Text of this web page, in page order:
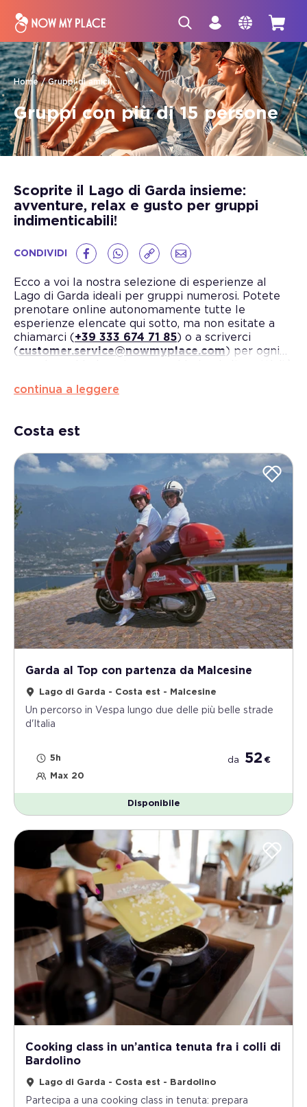
Home Gruppi di amici
Gruppi con più di 15 persone
Scoprite il Lago di Garda insieme:
avventure, relax e gusto per gruppi
indimenticabili!
CONDIVIDI
Ecco a voi la nostra selezione di esperienze al
Lago di Garda ideali per gruppi numerosi. Potete
prenotare online autonomamente tutte le
esperienze elencate qui sotto, ma non esitate a
chiamarci (+39 333 674 71 85) o a scriverci
(customer.service@nowmyplace.com) per ogni
barca.
continua a leggere
Costa est
Garda al Top con partenza da Malcesine
Lago di Garda - Costa est - Malcesine
Un percorso in Vespa lungo due delle più belle strade
d'Italia
5h
Max 20
da 52 €
Disponibile
Cooking class in un’antica tenuta fra i colli di
Bardolino
Lago di Garda - Costa est - Bardolino
Partecipa a una cooking class in tenuta: prepara